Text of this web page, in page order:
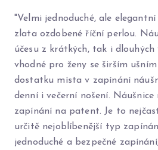
"Velmi jednoduché, ale
zlata ozdobené říční perlou.
účesu z krátkých, tak i dlouhých
vhodné pro ženy se širším
dostatku místa v zapínání
denní i večerní nošení. Náušnice
zapínání na patent. Je to
určitě nejoblíbenější typ
jednoduché a bezpečné